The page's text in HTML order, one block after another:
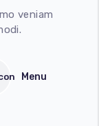
veniam
Menu